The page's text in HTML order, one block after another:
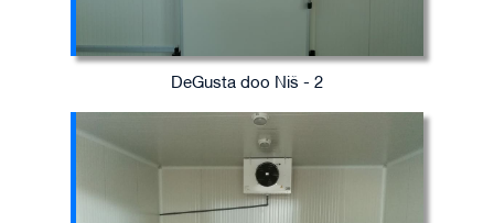
DeGusta doo Niš - 2